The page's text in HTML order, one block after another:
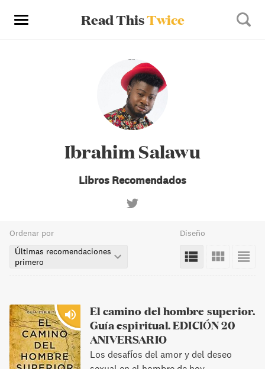
Read ThisTwice
Ibrahim Salawu
Libros Recomendados
Ordenar por
Últimas recomendaciones
primero
Diseño
El camino del hombre superior.
Guía espiritual. EDICIÓN 20
ANIVERSARIO
Los desafíos del amor y del deseo